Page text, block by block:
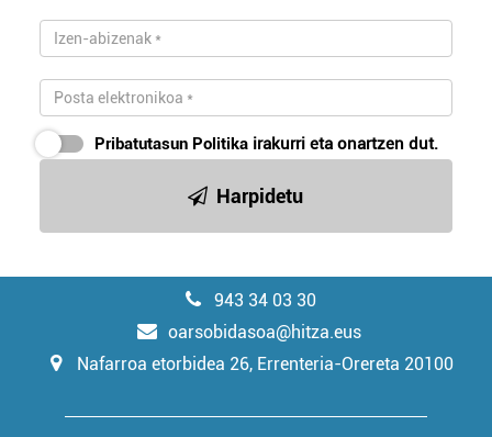
Pribatutasun Politika irakurri eta onartzen dut.
Harpidetu
943 34 03 30
oarsobidasoa@hitza.eus
Nafarroa etorbidea 26, Errenteria-Orereta 20100